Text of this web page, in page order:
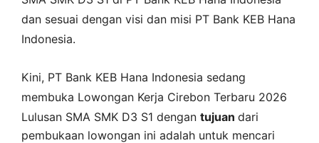
dan sesuai dengan visi dan misi PT Bank KEB Hana
Indonesia.
Kini, PT Bank KEB Hana Indonesia sedang
membuka Lowongan Kerja Cirebon Terbaru 2026
Lulusan SMA SMK D3 S1 dengan tujuan dari
pembukaan lowongan ini adalah untuk mencari